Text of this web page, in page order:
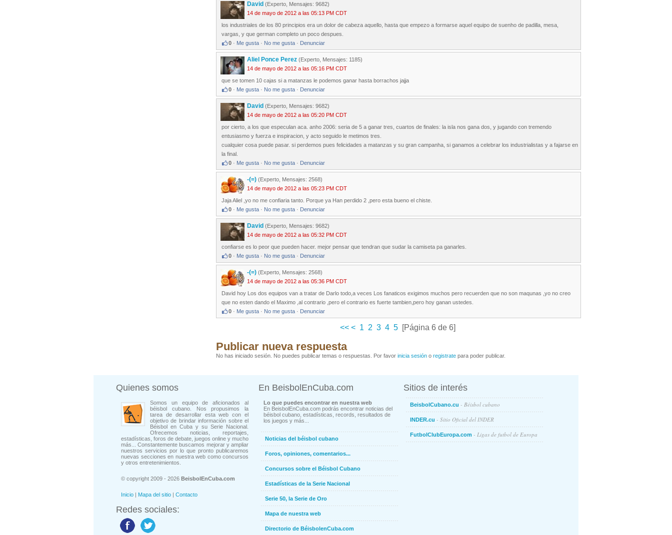
David (Experto, Mensajes: 9682)
14 de mayo de 2012 a las 05:13 PM CDT
los industriales de los 80 principios era un dolor de cabeza aquello, hasta que empezo a formarse aquel equipo de suenho de padilla, mesa,
vargas, y que german completo un poco despues.
0 · Me gusta · No me gusta · Denunciar
Aliel Ponce Perez (Experto, Mensajes: 1185)
14 de mayo de 2012 a las 05:16 PM CDT
que se tomen 10 cajas si a matanzas le podemos ganar hasta borrachos jajja
0 · Me gusta · No me gusta · Denunciar
David (Experto, Mensajes: 9682)
14 de mayo de 2012 a las 05:20 PM CDT
por cierto, a los que especulan aca. anho 2006: seria de 5 a ganar tres, cuartos de finales: la isla nos gana dos, y jugando con tremendo
entusiasmo y fuerza e inspiracion, y acto seguido le metimos tres.
cualquier cosa puede pasar. si perdemos pues felicidades a matanzas y su gran campanha, si ganamos a celebrar los industrialistas y a fajarse en
la final.
0 · Me gusta · No me gusta · Denunciar
-(=) (Experto, Mensajes: 2568)
14 de mayo de 2012 a las 05:23 PM CDT
Jaja Aliel ,yo no me confiaria tanto. Porque ya Han perdido 2 ,pero esta bueno el chiste.
0 · Me gusta · No me gusta · Denunciar
David (Experto, Mensajes: 9682)
14 de mayo de 2012 a las 05:32 PM CDT
confiarse es lo peor que pueden hacer. mejor pensar que tendran que sudar la camiseta pa ganarles.
0 · Me gusta · No me gusta · Denunciar
-(=) (Experto, Mensajes: 2568)
14 de mayo de 2012 a las 05:36 PM CDT
David hoy Los dos equipos van a tratar de Darlo todo,a veces Los fanaticos exigimos muchos pero recuerden que no son maqunas ,yo no creo
que no esten dando el Maximo ,al contrario ,pero el contrario es fuerte tambien,pero hoy ganan ustedes.
0 · Me gusta · No me gusta · Denunciar
<< < 1 2 3 4 5 [Página 6 de 6]
Publicar nueva respuesta
No has iniciado sesión. No puedes publicar temas o respuestas. Por favor inicia sesión o registrate para poder publicar.
Quienes somos
Somos un equipo de aficionados al
béisbol cubano. Nos propusimos la
tarea de desarrollar esta web con el
objetivo de brindar información sobre el
Béisbol en Cuba y su Serie Nacional.
Ofrecemos noticias, reportajes,
estadísticas, foros de debate, juegos online y mucho
más... Constantemente buscamos mejorar y ampliar
nuestros servicios por lo que pronto publicaremos
nuevas secciones en nuestra web como concursos
y otros entretenimientos.
© copyright 2009 - 2026 BeisbolEnCuba.com
Inicio | Mapa del sitio | Contacto
Redes sociales:
En BeisbolEnCuba.com
Lo que puedes encontrar en nuestra web
En BeisbolEnCuba.com podrás encontrar noticias del
béisbol cubano, estadísticas, records, resultados de
los juegos y más...
Noticias del béisbol cubano
Foros, opiniones, comentarios...
Concursos sobre el Béisbol Cubano
Estadísticas de la Serie Nacional
Serie 50, la Serie de Oro
Mapa de nuestra web
Directorio de BéisbolenCuba.com
Sitios de interés
BeisbolCubano.cu - Béisbol cubano
INDER.cu - Sitio Oficial del INDER
FutbolClubEuropa.com - Ligas de futbol de Europa